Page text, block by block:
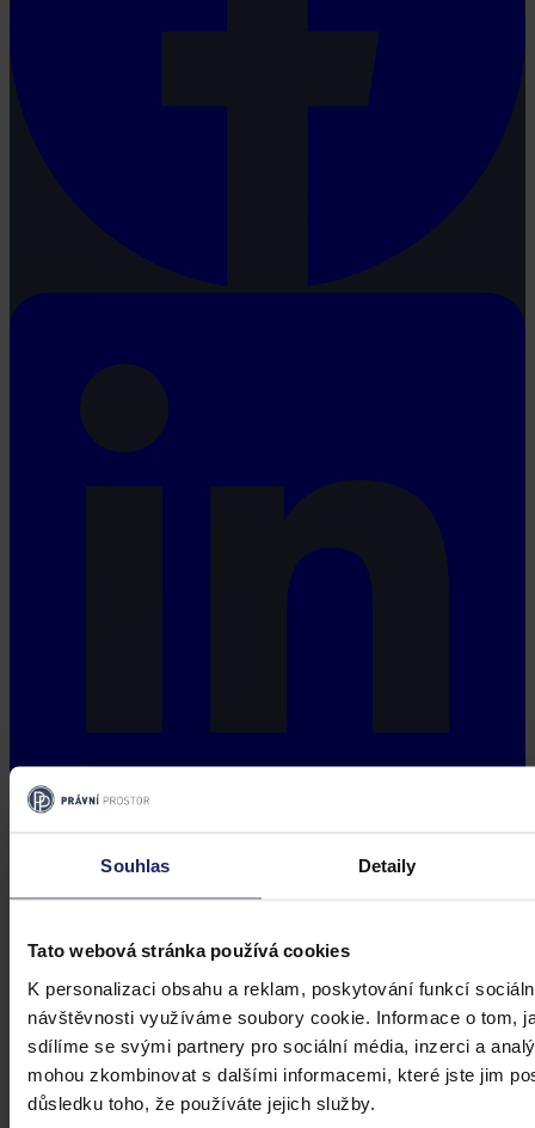
Souhlas Detaily
Tato webová stránka používá cookies
K personalizaci obsahu a reklam, poskytování funkcí
návštěvnosti využíváme soubory cookie. Informace o tom,
sdílíme se svými partnery pro sociální média, inzerci a
mohou zkombinovat s dalšími informacemi, které jste jim
důsledku toho, že používáte jejich služby.